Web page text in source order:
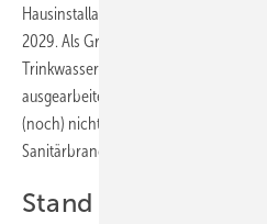
Hausinstallation eine
2029. Als Grundlage bietet sich für
Trinkwasser-Check an, den der
ausgearbeitet hat. Die tatkräftige
(noch) nicht präzise formuliert, was
Sanitärbranche zunächst abwarten
Stand der Dinge